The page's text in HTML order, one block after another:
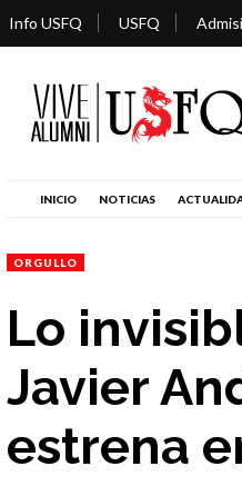
Info USFQ USFQ
INICIO NOTICIAS
ORGULLO
Lo
Javier
estrena